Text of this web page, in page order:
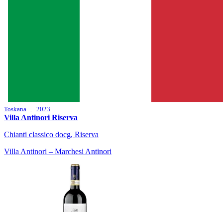
Toskana 2023
Villa Antinori Riserva
Chianti classico docg, Riserva
Villa Antinori – Marchesi Antinori